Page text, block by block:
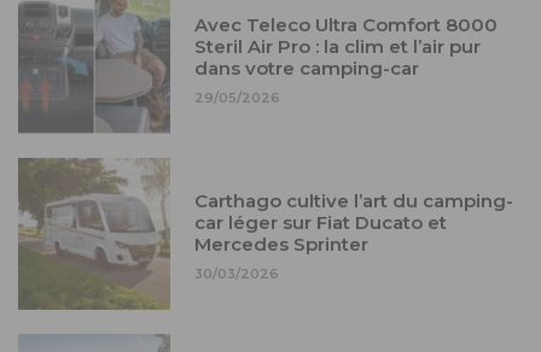
Avec Teleco Ultra Comfort 8000
Steril Air Pro : la clim et l’air pur
dans votre camping-car
29/05/2026
Carthago cultive l’art du camping-
car léger sur Fiat Ducato et
Mercedes Sprinter
30/03/2026